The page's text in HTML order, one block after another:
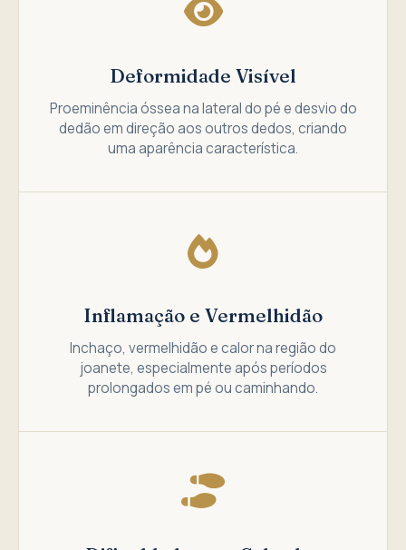
Deformidade Visível
Proeminência óssea na lateral do pé e desvio do
dedão em direção aos outros dedos, criando
uma aparência característica.
Inflamação e Vermelhidão
Inchaço, vermelhidão e calor na região do
joanete, especialmente após períodos
prolongados em pé ou caminhando.